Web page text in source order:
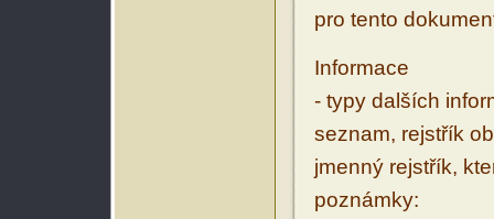
pro tento
Informace
- typy dalších
seznam, rejstřík
jmenný rejstřík,
poznámky: